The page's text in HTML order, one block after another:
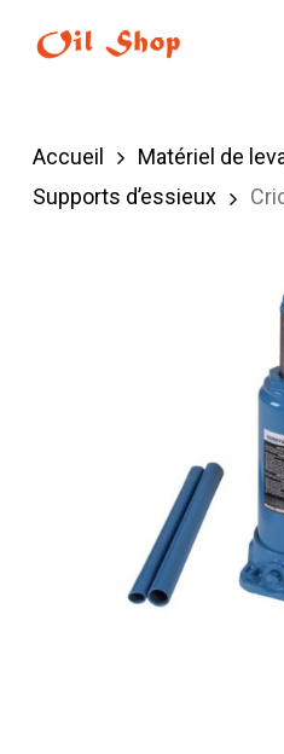
Accueil Matériel de
Supports d’essieux